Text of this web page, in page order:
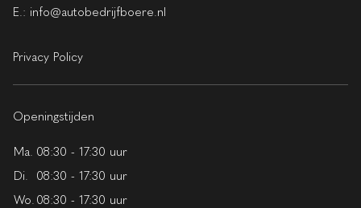
E.: info@autobedrijfboere.nl
Privacy Policy
Openingstijden
Ma. 08:30 - 17:30 uur
Di.
08:30 - 17:30 uur
Wo. 08:30 - 17:30 uur